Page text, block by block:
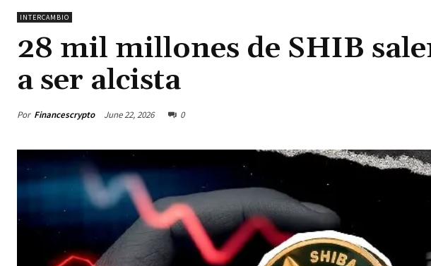
INTERCAMBIO
28 mil millones de SHIB
a ser alcista
Por Financescrypto June 22, 2026 0